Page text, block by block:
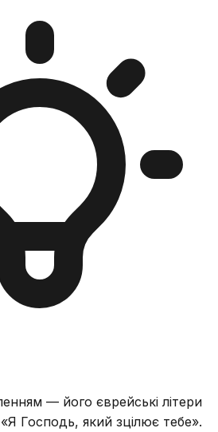
— його єврейські літери
Господь, який зцілює тебе».